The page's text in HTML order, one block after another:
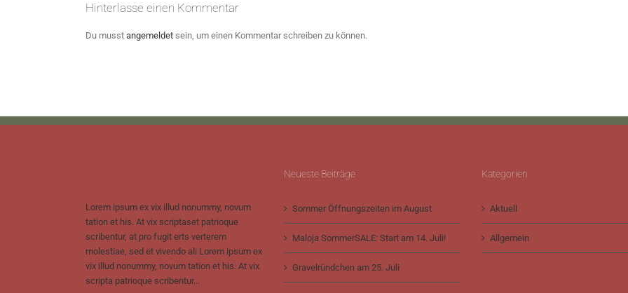
Hinterlasse einen Kommentar
Du musst angemeldet sein, um einen Kommentar schreiben zu können.
Lorem ipsum ex vix illud nonummy, novum
tation et his. At vix scriptaset patrioque
scribentur, at pro fugit erts verterem
molestiae, sed et vivendo ali Lorem ipsum ex
vix illud nonummy, novum tation et his. At vix
scripta patrioque scribentur...
Neueste Beiträge
Sommer Öffnungszeiten im August
Maloja SommerSALE: Start am 14. Juli!
Gravelründchen am 25. Juli
Kategorien
Aktuell
Allgemein